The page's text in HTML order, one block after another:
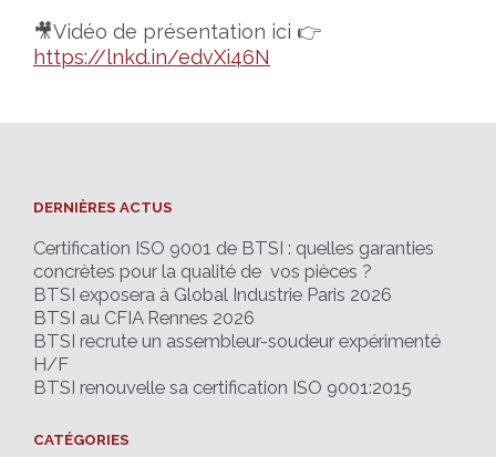
🎥Vidéo de présentation ici 👉
https://lnkd.in/edvXi46N
DERNIÈRES ACTUS
Certification ISO 9001 de BTSI : quelles garanties
concrètes pour la qualité de vos pièces ?
BTSI exposera à Global Industrie Paris 2026
BTSI au CFIA Rennes 2026
BTSI recrute un assembleur-soudeur expérimenté
H/F
BTSI renouvelle sa certification ISO 9001:2015
CATÉGORIES